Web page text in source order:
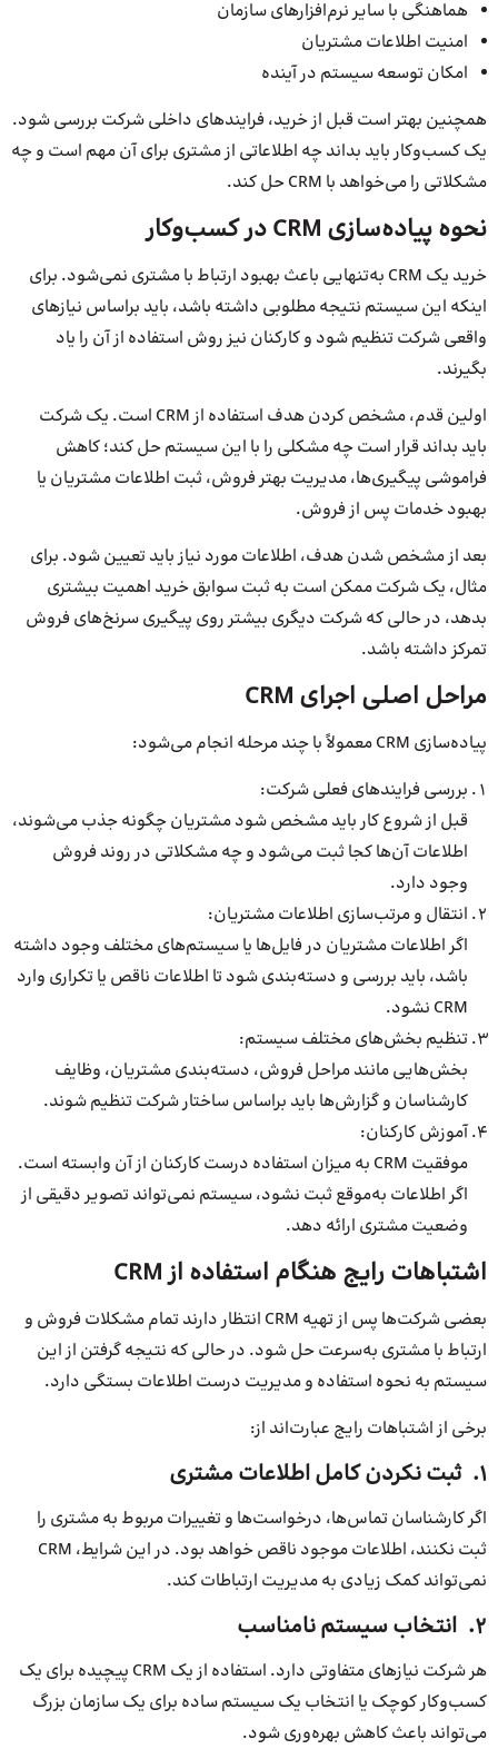
هماهنگی با سایر نرم‌افزارهای سازمان
امنیت اطلاعات مشتریان
امکان توسعه سیستم در آینده
همچنین بهتر است قبل از خرید، فرایندهای داخلی شرکت بررسی شود.
یک کسب‌وکار باید بداند چه اطلاعاتی از مشتری برای آن مهم است و چه
مشکلاتی را می‌خواهد با CRM حل کند.
نحوه پیاده‌سازی CRM در کسب‌وکار
خرید یک CRM به‌تنهایی باعث بهبود ارتباط با مشتری نمی‌شود. برای
اینکه این سیستم نتیجه مطلوبی داشته باشد، باید براساس نیازهای
واقعی شرکت تنظیم شود و کارکنان نیز روش استفاده از آن را یاد
بگیرند.
اولین قدم، مشخص کردن هدف استفاده از CRM است. یک شرکت
باید بداند قرار است چه مشکلی را با این سیستم حل کند؛ کاهش
فراموشی پیگیری‌ها، مدیریت بهتر فروش، ثبت اطلاعات مشتریان یا
بهبود خدمات پس از فروش.
بعد از مشخص شدن هدف، اطلاعات مورد نیاز باید تعیین شود. برای
مثال، یک شرکت ممکن است به ثبت سوابق خرید اهمیت بیشتری
بدهد، در حالی که شرکت دیگری بیشتر روی پیگیری سرنخ‌های فروش
تمرکز داشته باشد.
مراحل اصلی اجرای CRM
پیاده‌سازی CRM معمولاً با چند مرحله انجام می‌شود:
بررسی فرایندهای فعلی شرکت:
قبل از شروع کار باید مشخص شود مشتریان چگونه جذب می‌شوند،
اطلاعات آن‌ها کجا ثبت می‌شود و چه مشکلاتی در روند فروش
وجود دارد.
انتقال و مرتب‌سازی اطلاعات مشتریان:
اگر اطلاعات مشتریان در فایل‌ها یا سیستم‌های مختلف وجود داشته
باشد، باید بررسی و دسته‌بندی شود تا اطلاعات ناقص یا تکراری وارد
CRM نشود.
تنظیم بخش‌های مختلف سیستم:
بخش‌هایی مانند مراحل فروش، دسته‌بندی مشتریان، وظایف
کارشناسان و گزارش‌ها باید براساس ساختار شرکت تنظیم شوند.
آموزش کارکنان:
موفقیت CRM به میزان استفاده درست کارکنان از آن وابسته است.
اگر اطلاعات به‌موقع ثبت نشود، سیستم نمی‌تواند تصویر دقیقی از
وضعیت مشتری ارائه دهد.
اشتباهات رایج هنگام استفاده از CRM
بعضی شرکت‌ها پس از تهیه CRM انتظار دارند تمام مشکلات فروش و
ارتباط با مشتری به‌سرعت حل شود. در حالی که نتیجه گرفتن از این
سیستم به نحوه استفاده و مدیریت درست اطلاعات بستگی دارد.
برخی از اشتباهات رایج عبارت‌اند از:
1. ثبت نکردن کامل اطلاعات مشتری
اگر کارشناسان تماس‌ها، درخواست‌ها و تغییرات مربوط به مشتری را
ثبت نکنند، اطلاعات موجود ناقص خواهد بود. در این شرایط، CRM
نمی‌تواند کمک زیادی به مدیریت ارتباطات کند.
2. انتخاب سیستم نامناسب
هر شرکت نیازهای متفاوتی دارد. استفاده از یک CRM پیچیده برای یک
کسب‌وکار کوچک یا انتخاب یک سیستم ساده برای یک سازمان بزرگ
می‌تواند باعث کاهش بهره‌وری شود.